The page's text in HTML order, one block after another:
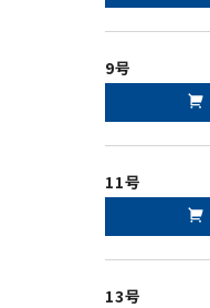
9号
11号
13号